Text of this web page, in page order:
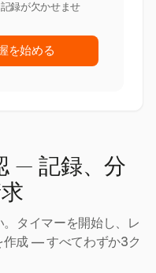
録が欠かせませ
を始める
— 記録、分
タイマーを開始し、レ
作成 — すべてわずか3ク